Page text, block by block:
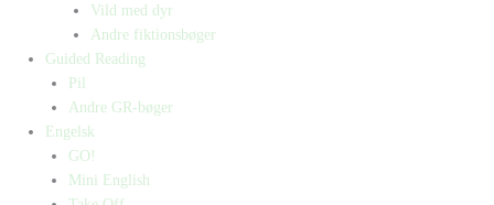
Vild med dyr
Andre fiktionsbøger
Guided Reading
Pil
Andre GR-bøger
Engelsk
GO!
Mini English